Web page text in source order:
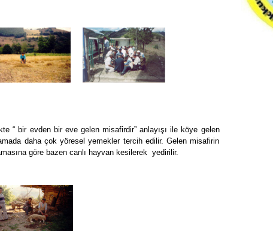
“ bir evden bir eve gelen misafirdir” anlayışı ile köye gelen
daha çok yöresel yemekler tercih edilir. Gelen misafirin
göre bazen canlı hayvan kesilerek yedirilir.